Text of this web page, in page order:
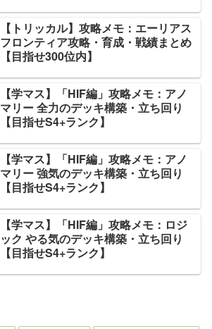
【トリッカル】攻略メモ：エーリアス
フロンティア攻略・育成・戦績まとめ
【目指せ300位内】
【学マス】「HIF編」攻略メモ：アノ
マリー 全力のデッキ構築・立ち回り
【目指せS4+ランク】
【学マス】「HIF編」攻略メモ：アノ
マリー 強気のデッキ構築・立ち回り
【目指せS4+ランク】
【学マス】「HIF編」攻略メモ：ロジ
ック やる気のデッキ構築・立ち回り
【目指せS4+ランク】